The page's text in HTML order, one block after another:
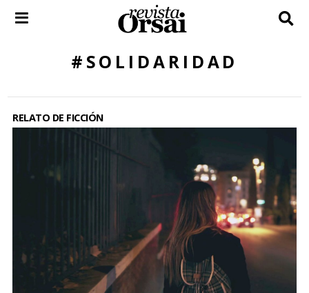
#SOLIDARIDAD
RELATO DE FICCIÓN